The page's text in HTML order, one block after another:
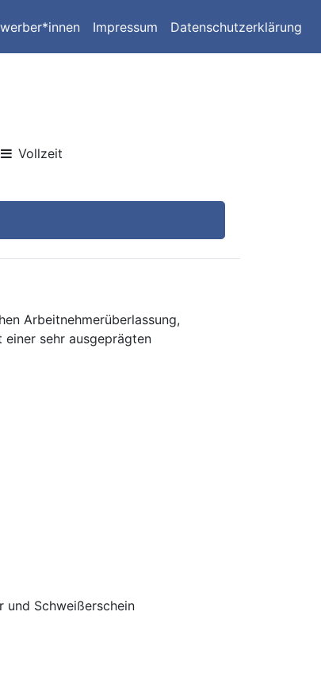
Impressum Datenschutzerklärung
Vollzeit
Arbeitnehmerüberlassung,
sehr ausgeprägten
Schweißerschein